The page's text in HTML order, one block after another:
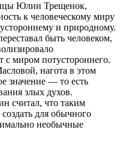
Юлии Трещенок,
к человеческому миру
и природному.
быть человеком,
с миром потустороннего.
нагота в этом
значение — то есть
злых духов.
считал, что таким
для обычного
необычные